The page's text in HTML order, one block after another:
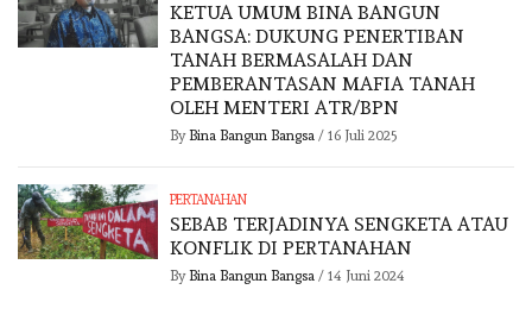
KETUA UMUM BINA BANGUN
BANGSA: DUKUNG PENERTIBAN
TANAH BERMASALAH DAN
PEMBERANTASAN MAFIA TANAH
OLEH MENTERI ATR/BPN
By Bina Bangun Bangsa/ 16 Juli 2025
PERTANAHAN
SEBAB TERJADINYA SENGKETA ATAU
KONFLIK DI PERTANAHAN
By Bina Bangun Bangsa/ 14 Juni 2024